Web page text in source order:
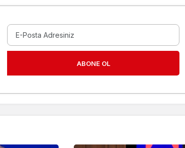
ABONE OL